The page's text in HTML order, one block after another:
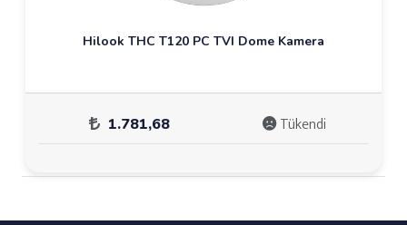
Hilook THC T120 PC TVI Dome Kamera
1.781,68 Tükendi